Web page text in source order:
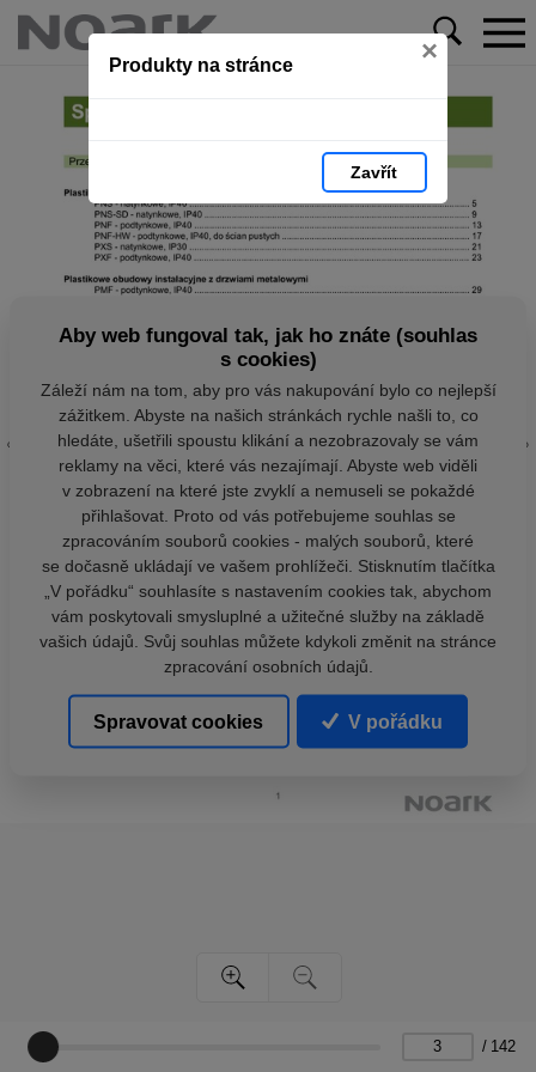
Produkty na stránce ×
Zavřít
/ 142
Aby web fungoval tak, jak ho znáte (souhlas
s cookies)
Záleží nám na tom, aby pro vás nakupování bylo co nejlepší
zážitkem. Abyste na našich stránkách rychle našli to, co
hledáte, ušetřili spoustu klikání a nezobrazovaly se vám
reklamy na věci, které vás nezajímají. Abyste web viděli
v zobrazení na které jste zvyklí a nemuseli se pokaždé
přihlašovat. Proto od vás potřebujeme souhlas se
zpracováním souborů cookies - malých souborů, které
se dočasně ukládají ve vašem prohlížeči. Stisknutím tlačítka
„V pořádku“ souhlasíte s nastavením cookies tak, abychom
vám poskytovali smysluplné a užitečné služby na základě
vašich údajů. Svůj souhlas můžete kdykoli změnit na stránce
zpracování osobních údajů.
Spravovat cookies V pořádku